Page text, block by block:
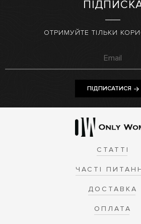
ОТРИМУЙТЕ ТІЛЬКИ
ПІДПИСАТИСЯ
СТАТТІ
ЧАСТІ
ДОСТАВКА
ОПЛАТА